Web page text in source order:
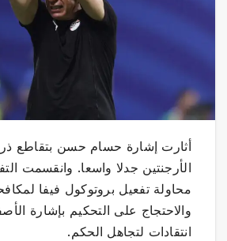
أثارت إشارة حسام حسن بتقاطع
الأرجنتين جدلا واسعا. وانقسمت
محاولة تفعيل بروتوكول فيفا
والاحتجاج على التحكيم بإشارة
انتقادات لتجاهل الحكم.